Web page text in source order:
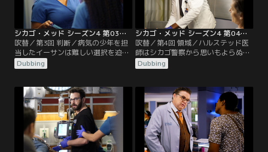
シカゴ・メッド シーズン4 第03話／吹替
吹替／第3回 判断／病気の少年を担
当したイーサンは難しい選択を迫ら
れ、事態はさらに複雑で危険な状況
へと発展していく。コナーとマギー
ールズは新しい医学生のエルサにど
う対応するか悩まされる。
Dubbing
シカゴ・メッド シーズン4 第04話／吹替
吹替／第4回 領域／ハルステッド医
師はシカゴ警察から思いもよらぬ訪
問を受ける。一方イーサンは、慢性
的にな痛みを訴える女性に疑念を抱
が、患者の兄にはある想いがあって
治療の支援を拒否する。
Dubbing